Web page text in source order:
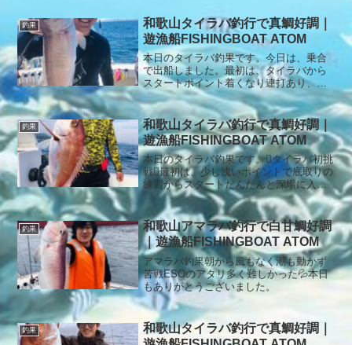
釣果
和歌山タイラバ釣行で真鯛好調｜
遊漁船FISHINGBOAT ATOM
本日のタイラバ釣果です。今日は、乗合
で出船しました。最初は、タイラバから
スタートポイント着くなり連打あり、ア
タリも多く楽しんで頂けました。その
後、アタリも少なくなりアマラバへポイ
ント移動しました。アマラバは、2時間ま
ったくアタリなく終了直前に良型の白甘
鯛が釣れて本当に良かったです。本日も
ありがとうございました。
釣果
和歌山タイラバ釣行で真鯛好調｜
遊漁船FISHINGBOAT ATOM
本日のタイラバ釣果です。タイラバ初挑
戦最初は、少し浅いポイントで底取りの
練習からスタートだんだんと深場に入っ
てすぐにチャリコGETバラシ多数ありま
したが、いいサイズも釣れて良かったで
す。本日もありがとうございました。
釣果
和歌山アマラバ釣行で白甘鯛好調
｜遊漁船FISHINGBOAT ATOM
アマラバ釣果朝から風もなく潮も動かず
苦戦ESOのアタリ多く難しかった💦本日
もありがとうございました。
釣果
和歌山タイラバ釣行で真鯛好調｜